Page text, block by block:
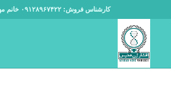
کارشناس فروش: ۰۹۱۲۸۹۶۷۴۲۲ خانم مهندس حسن پور